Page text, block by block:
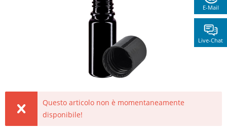
E-Mail
Live-Chat
Questo articolo non è momentaneamente
disponibile!